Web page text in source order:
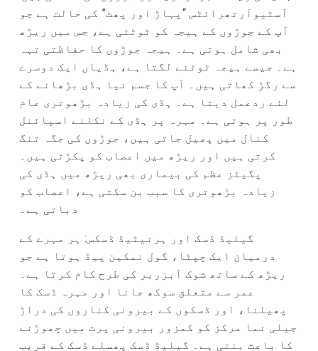
آسٹیوآرتھرائٹس “پہاڑ اور پھٹ” کی حالت ہے جو
آپ کے جوڑوں کے ہیجہ کو ٹوٹتی ہے، جس میں ریڑھ
بھی شامل ہوتی ہے۔ ہیجہ جوڑوں کا حفاظتی تہہ
ہے۔ جیسے ہیجہ ٹوٹنے لگتا ہے، ہڈیاں ایک دوسرے
سے رگڑ کھاتی ہیں۔ آپ کا جسم نیا ہڈی بڑھانے کے
لئے ردعمل دیتا ہے۔ ہڈی کی زیادہ بڑھوتری عام
طور پر ہوتی ہے۔ مہرہ پر ہڈی کے نکلنے اسپائنل
کنال میں پھیل جاتی ہیں، جوڑوں کی جگہ تنگ
کرتی ہیں اور ریڑھ میں اعصاب کو پکڑتی ہیں۔
پگیٹز عظم کی بیماری بھی ریڑھ میں ہڈی کی
زیادہ بڑھوتری کا سبب بن سکتی ہے، اعصاب کو
دباتی ہے۔
گیلیڈ ڈسک اور ہرنیٹیڈ ڈسکس: ہر مہرے کے
درمیان ایک چپٹا، گول نمکین پیڈ ہوتا ہے جو
ریڑھ کے ساتھ شوک آبزربر کی طرح کام کرتا ہے۔
عمر سے متعلق سوکھ جانا اور مہرہ ڈسک کا
پھیلنا، اور ڈسکوں کے بیرونی کناروں کی دراڑ
جیلی نما مرکز کو کمزور بیرونی پرت میں چھوڑنے
کا باعث بنتی ہے۔ گیلیڈ ڈسک پھسلے ڈسک کے قریب